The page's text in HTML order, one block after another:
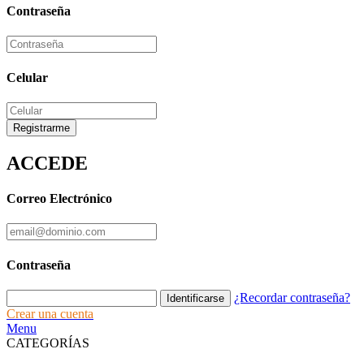
Contraseña
Celular
Registrarme
ACCEDE
Correo Electrónico
Contraseña
¿Recordar contraseña?
Crear una cuenta
Menu
CATEGORÍAS